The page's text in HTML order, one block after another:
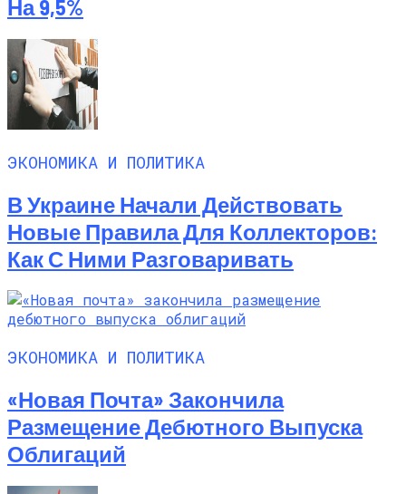
На 9,5%
ЭКОНОМИКА И ПОЛИТИКА
В Украине Начали Действовать
Новые Правила Для Коллекторов:
Как С Ними Разговаривать
ЭКОНОМИКА И ПОЛИТИКА
«Новая Почта» Закончила
Размещение Дебютного Выпуска
Облигаций